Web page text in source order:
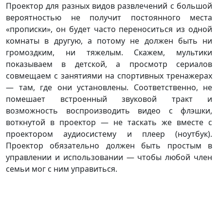
Проектор для разных видов развлечений с большой
вероятностью не получит постоянного места
«прописки», он будет часто переноситься из одной
комнаты в другую, а потому не должен быть ни
громоздким, ни тяжелым. Скажем, мультики
показываем в детской, а просмотр сериалов
совмещаем с занятиями на спортивных тренажерах
— там, где они установлены. Соответственно, не
помешает встроенный звуковой тракт и
возможность воспроизводить видео с флэшки,
воткнутой в проектор — не таскать же вместе с
проектором аудиосистему и плеер (ноутбук).
Проектор обязательно должен быть простым в
управлении и использовании — чтобы любой член
семьи мог с ним управиться.